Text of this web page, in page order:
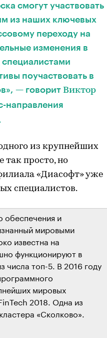
смогут участвовать
из наших ключевых
переходу на
изменения в
специалистами
поучаствовать в
— говорит Виктор
направления
из крупнейших
так просто, но
«Диасофт» уже
специалистов.
обеспечения и
мировыми
известна на
функционируют в
числа топ-5. В 2016 году
мировых
2018. Одна из
«Сколково».